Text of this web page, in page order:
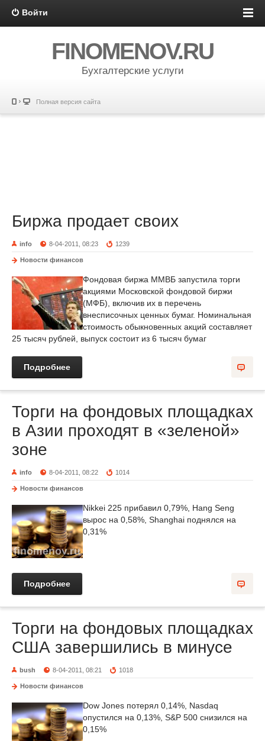
Войти
FINOMENOV.RU
Бухгалтерские услуги
Полная версия сайта
Биржа продает своих
info 8-04-2011, 08:23 1239
Новости финансов
Фондовая биржа ММВБ запустила торги
акциями Московской фондовой биржи
(МФБ), включив их в перечень
внесписочных ценных бумаг. Номинальная
стоимость обыкновенных акций составляет
25 тысяч рублей, выпуск состоит из 6 тысяч бумаг
Подробнее
Торги на фондовых площадках
в Азии проходят в «зеленой»
зоне
info 8-04-2011, 08:22 1014
Новости финансов
Nikkei 225 прибавил 0,79%, Hang Seng
вырос на 0,58%, Shanghai поднялся на
0,31%
Подробнее
Торги на фондовых площадках
США завершились в минусе
bush 8-04-2011, 08:21 1018
Новости финансов
Dow Jones потерял 0,14%, Nasdaq
опустился на 0,13%, S&P 500 снизился на
0,15%